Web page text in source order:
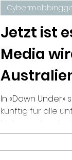
Jetzt ist
Media
In «Down
künftig für alle
bisher weltweit